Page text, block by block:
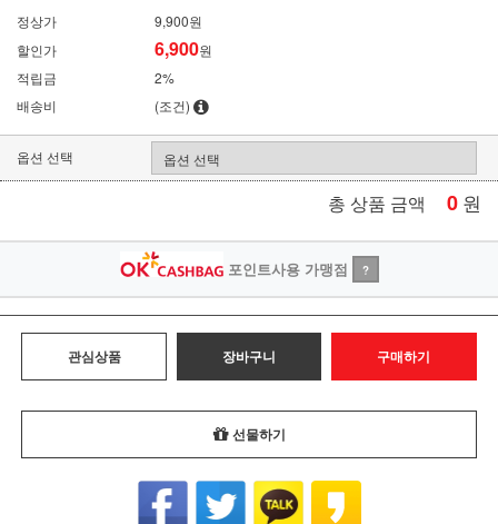
정상가
9,900원
할인가
6,900원
적립금
2%
배송비
(조건)
옵션 선택
총 상품 금액 0 원
포인트사용 가맹점 ?
관심상품 장바구니 구매하기
선물하기